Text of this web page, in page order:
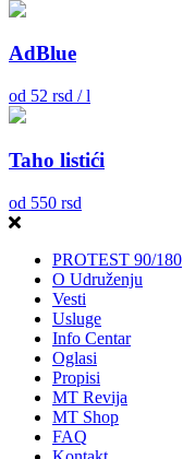
AdBlue
od 52 rsd / l
Taho listići
od 550 rsd
PROTEST 90/180
O Udruženju
Vesti
Usluge
Info Centar
Oglasi
Propisi
MT Revija
MT Shop
FAQ